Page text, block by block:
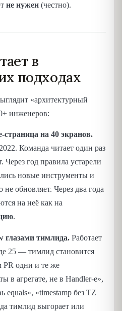
не нужен (честно).
в
подходах
«архитектурный
инженеров:
на 40 экранов.
Команда читает один раз
год правила устарели
новые инструменты и
обновляет. Через два года
на неё как на
.
глазами тимлида. Работает
25 — тимлид становится
PR одни и те же
в агрегате, не в Handler-е»,
equals», «timestamp без TZ
тимлид выгорает или